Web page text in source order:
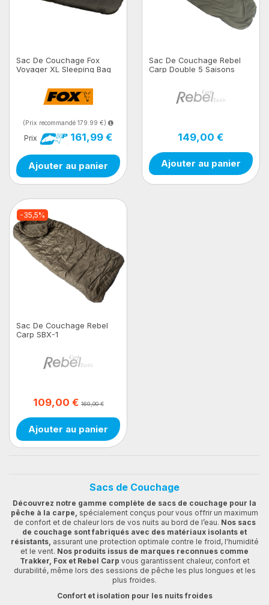
Sac De Couchage Fox
Voyager XL Sleeping Bag
(Prix recommandé 179.99 €)
Prix 161,99 €
Ajouter au panier
Sac De Couchage Rebel
Carp Double 5 Saisons
149,00 €
Ajouter au panier
-35,5%
Sac De Couchage Rebel
Carp SBX-1
109,00 €169,00 €
Ajouter au panier
Sacs de Couchage
Découvrez notre gamme complète de sacs de couchage pour la
pêche à la carpe, spécialement conçus pour vous offrir un maximum
de confort et de chaleur lors de vos nuits au bord de l’eau. Nos sacs
de couchage sont fabriqués avec des matériaux isolants et
résistants, assurant une protection optimale contre le froid, l'humidité
et le vent. Nos produits issus de marques reconnues comme
Trakker, Fox et Rebel Carp vous garantissent chaleur, confort et
durabilité, même lors des sessions de pêche les plus longues et les
plus froides.
Confort et isolation pour les nuits froides